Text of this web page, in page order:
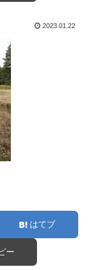
2023.01.22
はてブ
ー